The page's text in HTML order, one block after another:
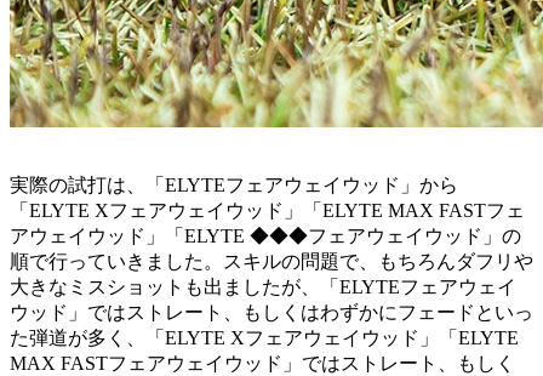
実際の試打は、「ELYTEフェアウェイウッド」から
「ELYTE Xフェアウェイウッド」「ELYTE MAX FASTフェ
アウェイウッド」「ELYTE ◆◆◆フェアウェイウッド」の
順で行っていきました。スキルの問題で、もちろんダフリや
大きなミスショットも出ましたが、「ELYTEフェアウェイ
ウッド」ではストレート、もしくはわずかにフェードといっ
た弾道が多く、「ELYTE Xフェアウェイウッド」「ELYTE
MAX FASTフェアウェイウッド」ではストレート、もしく